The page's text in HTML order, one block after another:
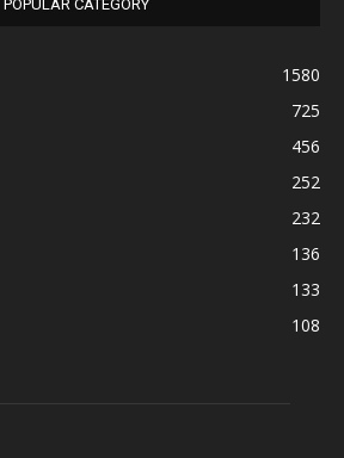
POPULAR CATEGORY
1580
725
456
252
232
136
133
108